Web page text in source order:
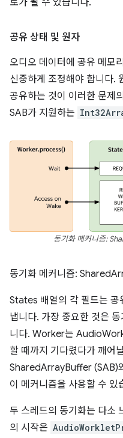
공유 상태 및 원자
오디오 데이터에 공유 메모
신중하게 조정해야 합니다.
공유하는 것이 이러한 문제
SAB가 지원하는
동기화 메커니즘:
동기화 메커니즘:
States 배열의 각 필드는 공
냅니다. 가장 중요한 것은
니다. Worker는
할 때까지 기다렸다가 깨어
SharedArrayBuffer (SAB)
이 메커니즘을 사용할 수 있
두 스레드의 동기화는 다소
의 시작은